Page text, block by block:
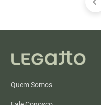
Quem Somos